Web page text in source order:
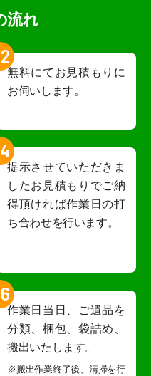
流れ
無料にてお見積もりに
お伺いします。
提示させていただきま
したお見積もりでご納
得頂ければ作業日の打
ち合わせを行います。
作業日当日、ご遺品を
分類、梱包、袋詰め、
搬出いたします。
※搬出作業終了後、清掃を行